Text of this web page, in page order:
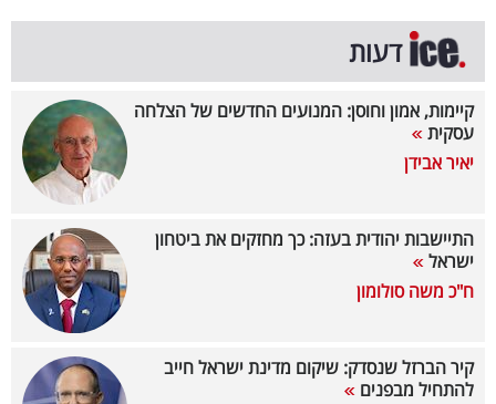
המילון
הכלכלי
פודקאסט
40
דעות
קיימות, אמון וחוסן: המנועים החדשים של הצלחה
עסקית
יאיר אבידן
התיישבות יהודית בעזה: כך מחזקים את ביטחון
ישראל
ח"כ משה סולומון
קיר הברזל שנסדק: שיקום מדינת ישראל חייב
להתחיל מבפנים